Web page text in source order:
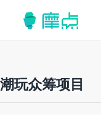
潮玩众筹项目